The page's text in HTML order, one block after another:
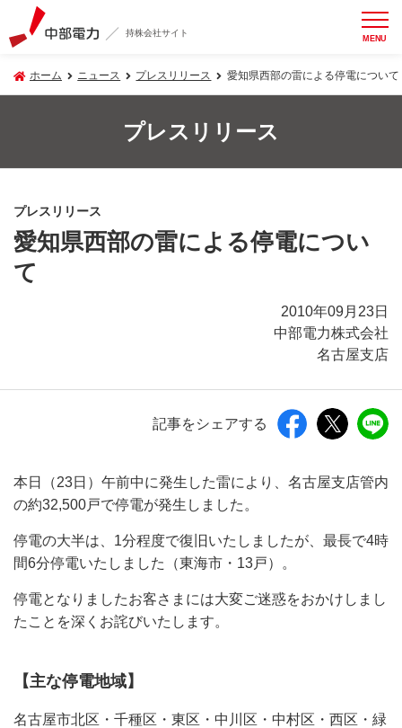
持株会社サイト MENU
ホーム ニュース プレスリリース 愛知県西部の雷による停電について
プレスリリース
プレスリリース
愛知県西部の雷による停電につい
て
2010年09月23日
中部電力株式会社
名古屋支店
記事をシェアする
本日（23日）午前中に発生した雷により、名古屋支店管内
の約32,500戸で停電が発生しました。
停電の大半は、1分程度で復旧いたしましたが、最長で4時
間6分停電いたしました（東海市・13戸）。
停電となりましたお客さまには大変ご迷惑をおかけしまし
たことを深くお詫びいたします。
【主な停電地域】
名古屋市北区・千種区・東区・中川区・中村区・西区・緑